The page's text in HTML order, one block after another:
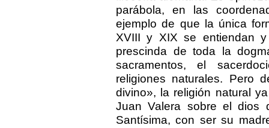
parábola, en las
ejemplo de que la única
XVIII y XIX se entiendan
prescinda de toda la
sacramentos, el
religiones naturales. Pero
divino», la religión natural
Juan Valera sobre el dios
Santísima, con ser su